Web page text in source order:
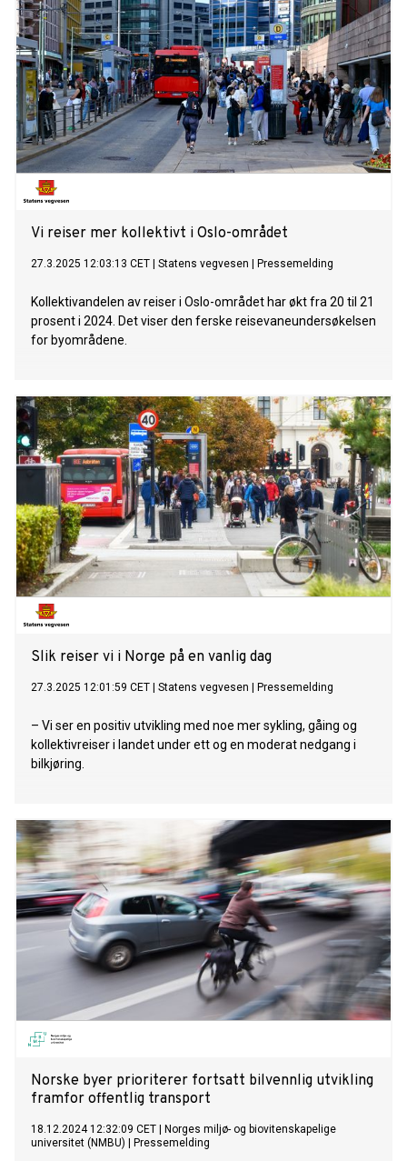
Vi reiser mer kollektivt i Oslo-området
27.3.2025 12:03:13 CET Statens vegvesen Pressemelding
Kollektivandelen av reiser i Oslo-området har økt fra 20 til 21
prosent i 2024. Det viser den ferske reisevaneundersøkelsen
for byområdene.
Slik reiser vi i Norge på en vanlig dag
27.3.2025 12:01:59 CET Statens vegvesen Pressemelding
– Vi ser en positiv utvikling med noe mer sykling, gåing og
kollektivreiser i landet under ett og en moderat nedgang i
bilkjøring.
Norske byer prioriterer fortsatt bilvennlig utvikling
framfor offentlig transport
18.12.2024 12:32:09 CET
Norges miljø- og biovitenskapelige
universitet (NMBU)
Pressemelding